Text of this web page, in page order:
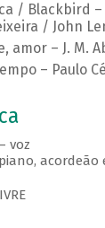
/ Blackbird –
/ John
amor – J. M.
– Paulo
voz
acordeão